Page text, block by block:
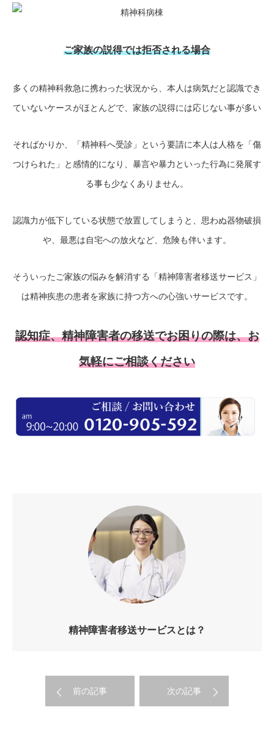
ご家族の説得では拒否される場合
多くの精神科救急に携わった状況から、本人は病気だと認識でき
ていないケースがほとんどで、家族の説得には応じない事が多い
そればかりか、「精神科へ受診」という要請に本人は人格を「傷
つけられた」と感情的になり、暴言や暴力といった行為に発展す
る事も少なくありません。
認識力が低下している状態で放置してしまうと、思わぬ器物破損
や、最悪は自宅への放火など、危険も伴います。
そういったご家族の悩みを解消する「精神障害者移送サービス」
は精神疾患の患者を家族に持つ方への心強いサービスです。
認知症、精神障害者の移送でお困りの際は、お
気軽にご相談ください
精神障害者移送サービスとは？
前の記事 次の記事